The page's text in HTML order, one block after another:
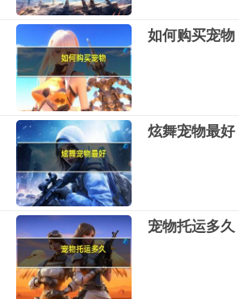
如何购买宠物
炫舞宠物最好
宠物托运多久